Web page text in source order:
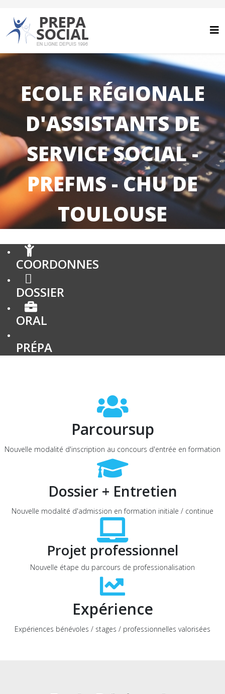
ECOLE RÉGIONALE
D'ASSISTANTS DE
SERVICE SOCIAL -
PREFMS - CHU DE
TOULOUSE
COORDONNES
DOSSIER
ORAL
PRÉPA
Parcoursup
Nouvelle modalité d'inscription au concours d'entrée en formation
Dossier + Entretien
Nouvelle modalité d'admission en formation initiale / continue
Projet professionnel
Nouvelle étape du parcours de professionalisation
Expérience
Expériences bénévoles / stages / professionnelles valorisées